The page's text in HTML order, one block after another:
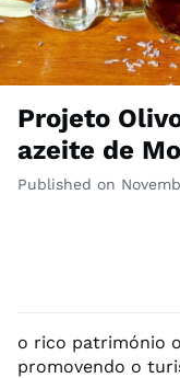
Projeto
azeite de
Published on
o rico património
promovendo o